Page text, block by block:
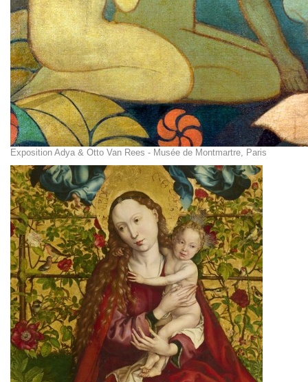
Exposition Adya & Otto Van Rees - Musée de Montmartre, Paris